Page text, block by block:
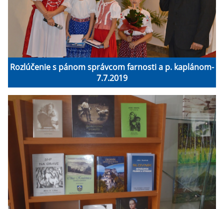
Rozlúčenie s pánom správcom farnosti a p. kaplánom-
7.7.2019